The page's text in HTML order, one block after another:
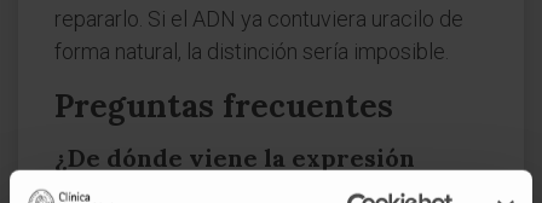
repararlo. Si el ADN ya contuviera uracilo de
forma natural, la distinción sería imposible.
Preguntas frecuentes
¿De dónde viene la expresión
«base nitrogenada»?